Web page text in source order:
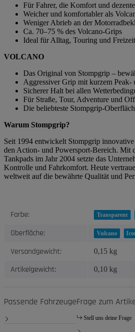
Für Fahrer, die Komfort und
Weicher und komfortabler als
Weniger Abrieb an der
Ca. 70–75 % des Volcano-Grips
Ideal für Alltag, Touring und
VOLCANO
Das Original von Stompgrip –
Aggressiver Grip mit kurzem Peak-
Sicherer Halt bei allen
Für Straße, Tour, Adventure und
Die beliebteste Stompgrip-
Warum Stompgrip?
Seit 1994 entwickelt Stompgrip
den Action- und Powersport-Bereich. Mit
Tankpads im Jahr 2004 setzte das
Kontrolle und Fahrkomfort. Heute
weltweit auf die bewährte Qualität und
Produkteigenschaft
Wert
Farbe: Transparent
Oberfläche: Vulcano
Versandgewicht: 0,15 kg
Artikelgewicht: 0,10 kg
Passende FahrzeugeFrage zum
Stell uns deine Frage